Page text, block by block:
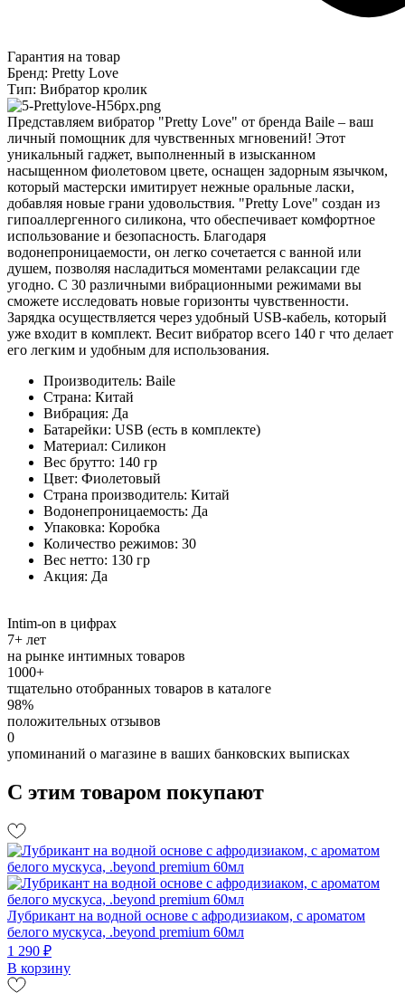
Гарантия на товар
Бренд: Pretty Love
Тип: Вибратор кролик
Представляем вибратор "Pretty Love" от бренда Baile – ваш
личный помощник для чувственных мгновений! Этот
уникальный гаджет, выполненный в изысканном
насыщенном фиолетовом цвете, оснащен задорным язычком,
который мастерски имитирует нежные оральные ласки,
добавляя новые грани удовольствия. "Pretty Love" создан из
гипоаллергенного силикона, что обеспечивает комфортное
использование и безопасность. Благодаря
водонепроницаемости, он легко сочетается с ванной или
душем, позволяя насладиться моментами релаксации где
угодно. С 30 различными вибрационными режимами вы
сможете исследовать новые горизонты чувственности.
Зарядка осуществляется через удобный USB-кабель, который
уже входит в комплект. Весит вибратор всего 140 г что делает
его легким и удобным для использования.
Производитель: Baile
Страна: Китай
Вибрация: Да
Батарейки: USB (есть в комплекте)
Материал: Cиликон
Веc брутто: 140 гр
Цвет: Фиолетовый
Страна производитель: Китай
Водонепроницаемость: Да
Упаковка: Коробка
Количество режимов: 30
Веc нетто: 130 гр
Акция: Да
Intim-on в цифрах
7+ лет
на рынке интимных товаров
1000+
тщательно отобранных товаров в каталоге
98%
положительных отзывов
0
упоминаний о магазине в ваших банковских выписках
С этим товаром покупают
Лубрикант на водной основе c афродизиаком, с ароматом
белого мускуса, .beyond premium 60мл
1 290 ₽
В корзину